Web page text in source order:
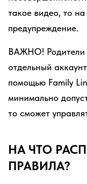
такое видео, то
предупреждение.
ВАЖНО! Родители
отдельный
помощью Family
минимально
то сможет
НА ЧТО
ПРАВИЛА?